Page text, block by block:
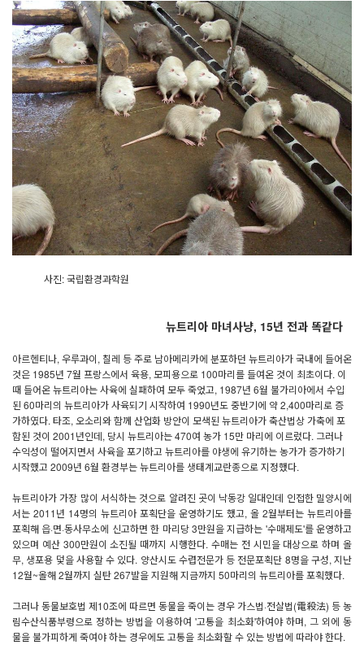
사진: 국립환경과학원
뉴트리아 마녀사냥, 15년 전과 똑같다
아르헨티나, 우루과이, 칠레 등 주로 남아메리카에 분포하던 뉴트리아가 국내에 들어온
것은 1985년 7월 프랑스에서 육용, 모피용으로 100마리를 들여온 것이 최초이다. 이
때 들어온 뉴트리아는 사육에 실패하여 모두 죽었고, 1987년 6월 불가리아에서 수입
된 60마리의 뉴트리아가 사육되기 시작하여 1990년도 중반기에 약 2,400마리로 증
가하였다. 타조, 오소리와 함께 산업화 방안이 모색된 뉴트리아가 축산법상 가축에 포
함된 것이 2001년인데, 당시 뉴트리아는 470여 농가 15만 마리에 이르렀다. 그러나
수익성이 떨어지면서 사육을 포기하고 뉴트리아를 야생에 유기하는 농가가 증가하기
시작했고 2009년 6월 환경부는 뉴트리아를 생태계교란종으로 지정했다.
뉴트리아가 가장 많이 서식하는 것으로 알려진 곳이 낙동강 일대인데 인접한 밀양시에
서는 2011년 14명의 뉴트리아 포획단을 운영하기도 했고, 올 2월부터는 뉴트리아를
포획해 읍·면·동사무소에 신고하면 한 마리당 3만원을 지급하는 '수매제도'를 운영하고
있으며 예산 300만원이 소진될 때까지 시행한다. 수매는 전 시민을 대상으로 하며 올
무, 생포용 덫을 사용할 수 있다. 양산시도 수렵전문가 등 전문포획단 8명을 구성, 지난
12월~올해 2월까지 실탄 267발을 지원해 지금까지 50마리의 뉴트리아를 포획했다.
그러나 동물보호법 제10조에 따르면 동물을 죽이는 경우 가스법·전살법(電殺法) 등 농
림수산식품부령으로 정하는 방법을 이용하여 '고통을 최소화'하여야 하며, 그 외에 동
물을 불가피하게 죽여야 하는 경우에도 고통을 최소화할 수 있는 방법에 따라야 한다.